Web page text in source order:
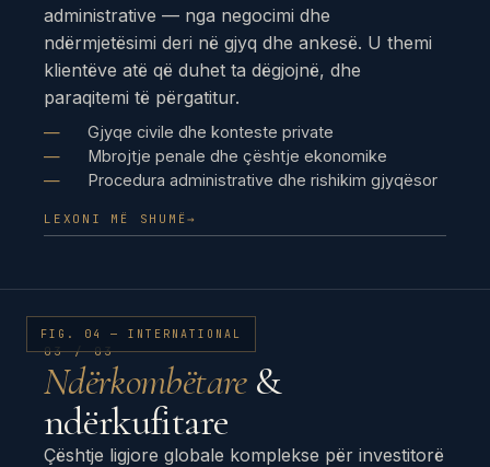
administrative — nga negocimi dhe
ndërmjetësimi deri në gjyq dhe ankesë. U themi
klientëve atë që duhet ta dëgjojnë, dhe
paraqitemi të përgatitur.
Gjyqe civile dhe konteste private
Mbrojtje penale dhe çështje ekonomike
Procedura administrative dhe rishikim gjyqësor
LEXONI MË SHUMË→
FIG. 04 — INTERNATIONAL
03 / 03
Ndërkombëtare&
ndërkufitare
Çështje ligjore globale komplekse për investitorë